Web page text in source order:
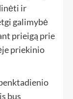
ir
galimybė
prieigą prie
priekinio
bus